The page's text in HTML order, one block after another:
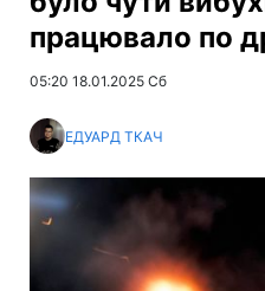
працювало по
05:20 18.01.2025 Сб
ЕДУАРД ТКАЧ